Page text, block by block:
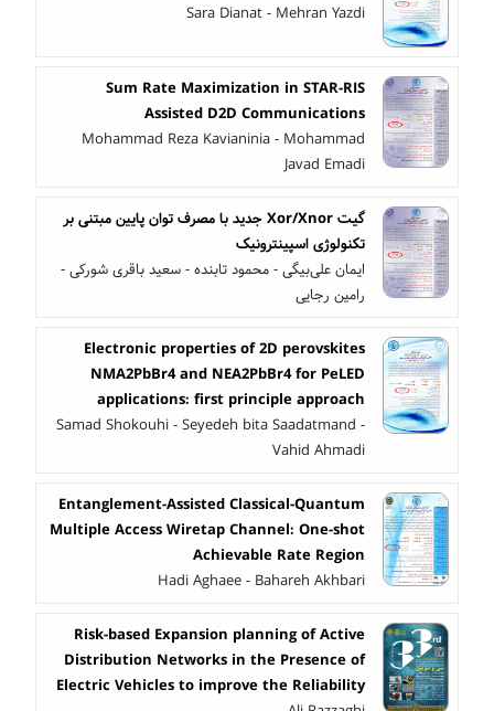
Sara Dianat - Mehran Yazdi
Sum Rate Maximization in STAR-RIS
Assisted D2D Communications
Mohammad Reza Kavianinia - Mohammad
Javad Emadi
گیت Xor/Xnor جدید با مصرف توان پایین مبتنی بر
تکنولوژی اسپینترونیک
ایمان علی‌بیگی - محمود تابنده - سعید باقری شورکی -
رامین رجایی
Electronic properties of 2D perovskites
NMA2PbBr4 and NEA2PbBr4 for PeLED
applications: first principle approach
Samad Shokouhi - Seyedeh bita Saadatmand -
Vahid Ahmadi
Entanglement-Assisted Classical-Quantum
Multiple Access Wiretap Channel: One-shot
Achievable Rate Region
Hadi Aghaee - Bahareh Akhbari
Risk-based Expansion planning of Active
Distribution Networks in the Presence of
Electric Vehicles to improve the Reliability